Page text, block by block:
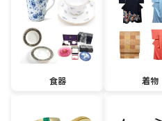
食器 着物